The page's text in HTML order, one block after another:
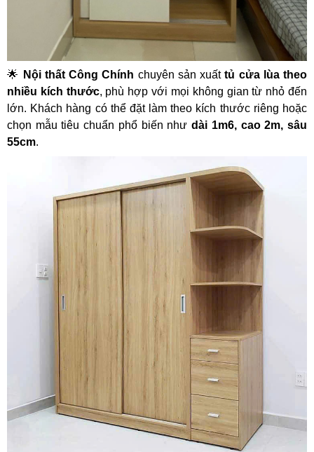
🌟 Nội thất Công Chính chuyên sản xuấttủ cửa lùa theo
nhiều kích thước, phù hợp với mọi không gian từ nhỏ đến
lớn. Khách hàng có thể đặt làm theo kích thước riêng hoặc
chọn mẫu tiêu chuẩn phổ biến nhưdài 1m6, cao 2m, sâu
55cm.